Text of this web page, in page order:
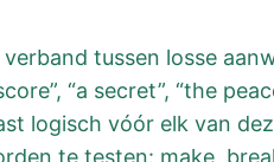
tussen losse
“a secret”, “the
logisch vóór elk van
te testen: make,